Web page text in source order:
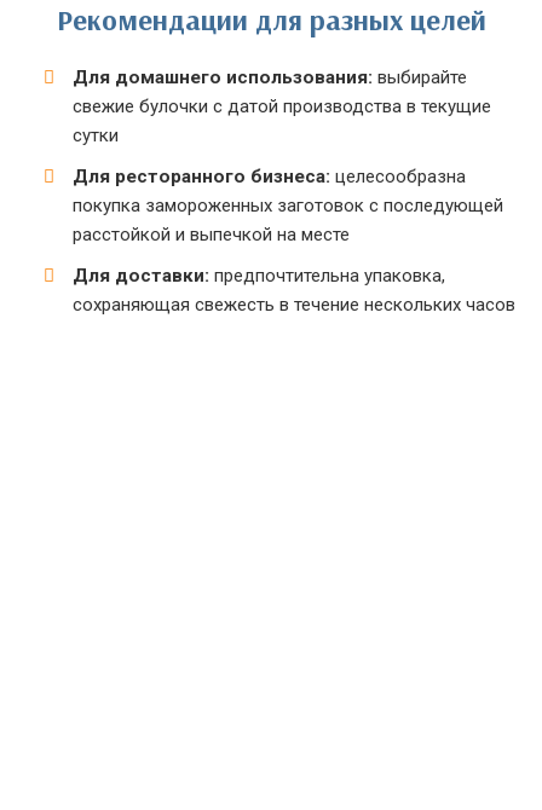
Рекомендации для разных целей
Для домашнего использования: выбирайте
свежие булочки с датой производства в текущие
сутки
Для ресторанного бизнеса: целесообразна
покупка замороженных заготовок с последующей
расстойкой и выпечкой на месте
Для доставки: предпочтительна упаковка,
сохраняющая свежесть в течение нескольких часов